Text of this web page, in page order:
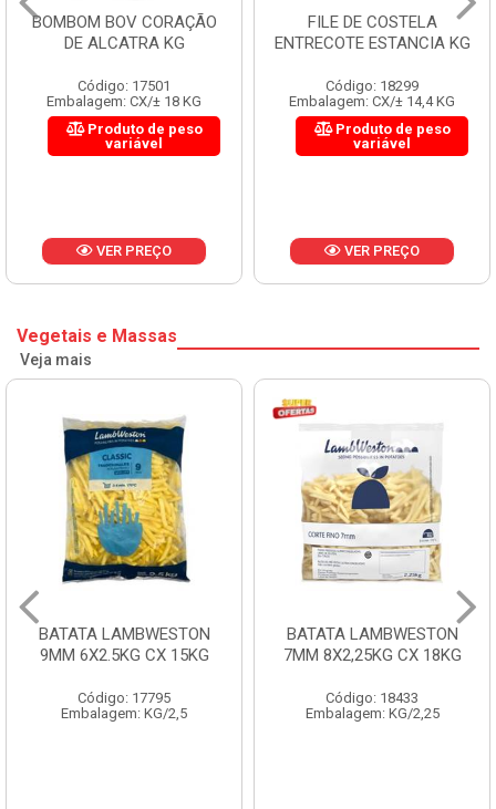
BOMBOM BOV CORAÇÃO
DE ALCATRA KG
Código: 17501
Embalagem: CX/± 18 KG
Produto de peso
variável
VER PREÇO
FILE DE COSTELA
ENTRECOTE ESTANCIA KG
Código: 18299
Embalagem: CX/± 14,4 KG
Produto de peso
variável
VER PREÇO
Vegetais e Massas
Veja mais
BATATA LAMBWESTON
9MM 6X2.5KG CX 15KG
Código: 17795
Embalagem: KG/2,5
BATATA LAMBWESTON
7MM 8X2,25KG CX 18KG
Código: 18433
Embalagem: KG/2,25